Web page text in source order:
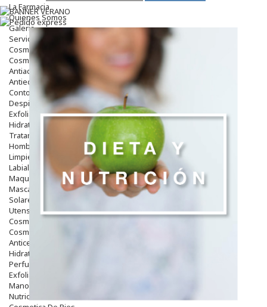
La Farmacia
Quienes Somos
Galeria
Servicios
Cosmética
Cosmética Facial
Antiacné
Antiedad
Contorno De Ojos
Despigmentantes
Exfoliantes
Hidratantes
Tratamientos De Noche
Hombre
Limpieza
Labiales
Maquillajes Y Color
Mascarillas
Solares
Utensilios
Cosmética Capilar
Cosmética Corporal
Anticelulíticos
Hidratantes Corporales
Perfumes Y Colonias
Exfoliantes Corporales
Manos Y Uñas
Nutricosmética